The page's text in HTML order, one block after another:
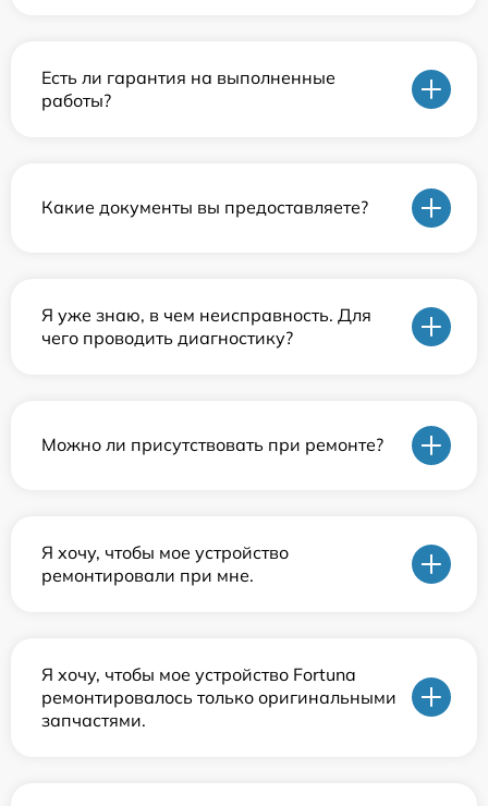
Есть ли гарантия на выполненные
работы?
Какие документы вы предоставляете?
Я уже знаю, в чем неисправность. Для
чего проводить диагностику?
Можно ли присутствовать при ремонте?
Я хочу, чтобы мое устройство
ремонтировали при мне.
Я хочу, чтобы мое устройство Fortuna
ремонтировалось только оригинальными
запчастями.